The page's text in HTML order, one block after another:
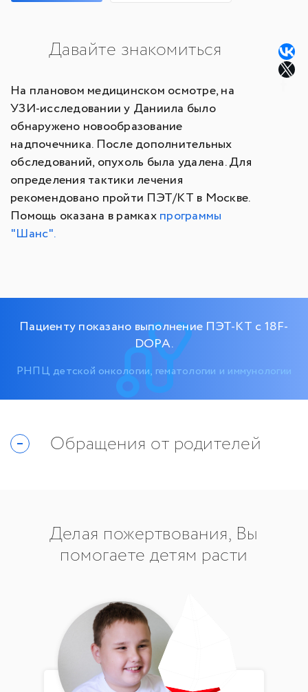
Давайте знакомиться
На плановом медицинском осмотре, на
УЗИ-исследовании у Даниила было
обнаружено новообразование
надпочечника. После дополнительных
обследований, опухоль была удалена. Для
определения тактики лечения
рекомендовано пройти ПЭТ/КТ в Москве.
Помощь оказана в рамкахпрограммы
"Шанс".
Пациенту показано выполнение ПЭТ-КТ с 18F-
DOPA.
РНПЦ детской онкологии, гематологии и иммунологии
Обращения от родителей
Делая пожертвования, Вы
помогаете детям расти